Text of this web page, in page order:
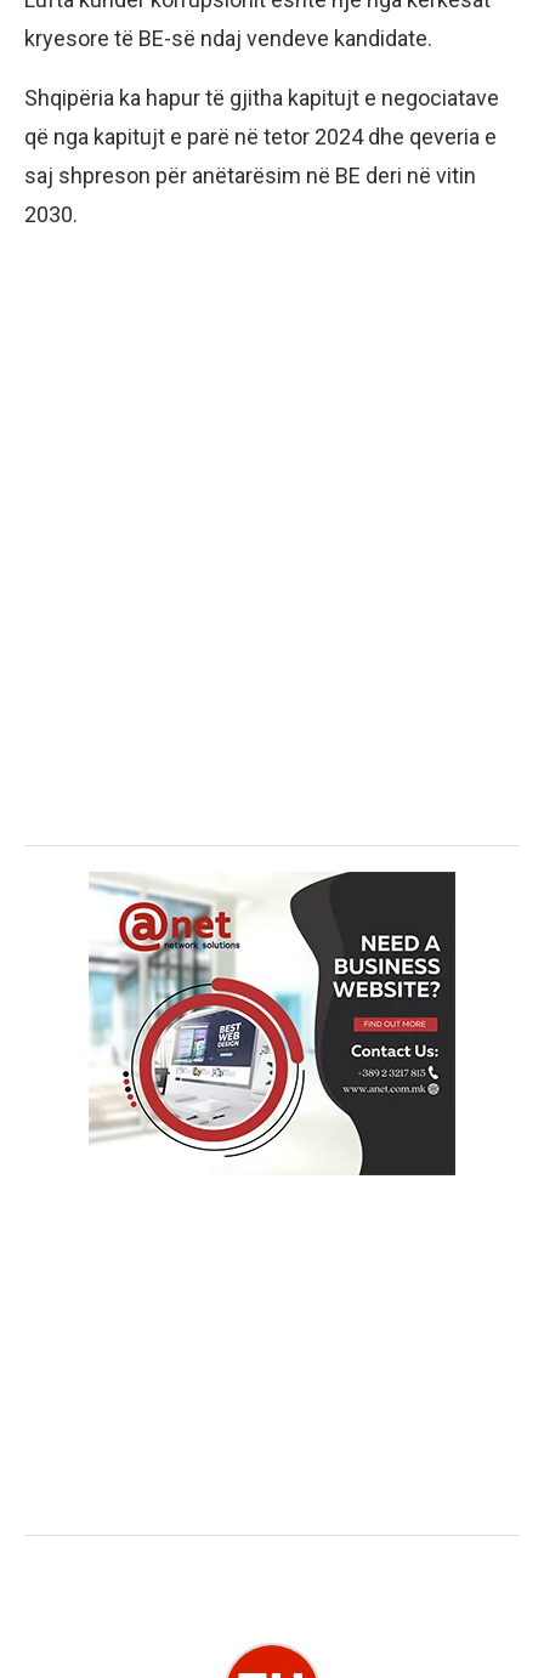
kryesore të BE-së ndaj vendeve kandidate.
Shqipëria ka hapur të gjitha kapitujt e negociatave
që nga kapitujt e parë në tetor 2024 dhe qeveria e
saj shpreson për anëtarësim në BE deri në vitin
2030.